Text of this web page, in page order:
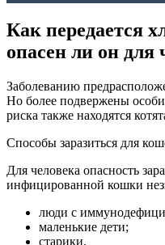
Как передается
опасен ли он для
Заболеванию
Но более подвержены
риска также находятся
Способы заразиться для
Для человека опасность
инфицированной кошки
люди с
маленькие дети;
старики.